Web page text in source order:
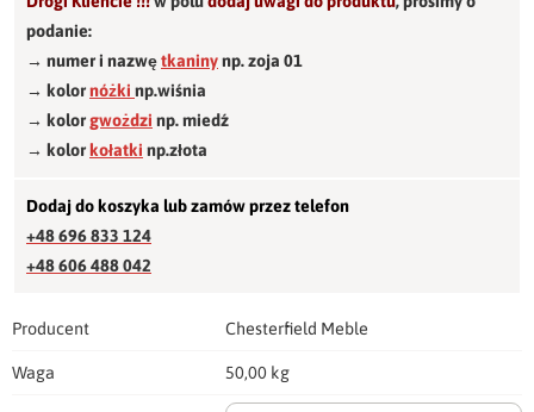
podanie:
→ numer i nazwętkaninynp. zoja 01
→ kolornóżki np.wiśnia
→ kolorgwożdzi np. miedź
→ kolorkołatki np.złota
Dodaj do koszyka lub zamów przez telefon
+48 696 833 124
+48 606 488 042
Producent Chesterfield Meble
Waga 50,00 kg